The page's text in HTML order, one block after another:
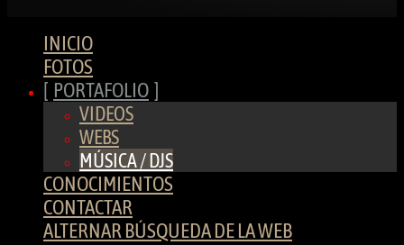
INICIO
FOTOS
PORTAFOLIO
VIDEOS
WEBS
MÚSICA / DJS
CONOCIMIENTOS
CONTACTAR
ALTERNAR BÚSQUEDA DE LA WEB